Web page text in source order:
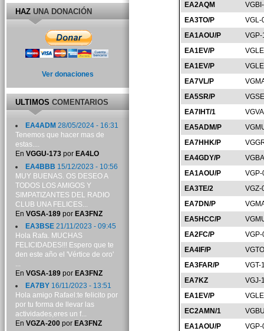
EA2AQM
EA3TO/P
VGL-
EA1AOU/P
EA1EV/P
EA1EV/P
EA7VL/P
EA5SR/P
EA7IHT/1
EA5ADM/P
EA7HHK/P
EA4GDY/P
EA1AOU/P
EA3TE/2
VGZ-
EA7DN/P
EA5HCC/P
EA2FC/P
EA4IF/P
EA3FAR/P
VGT-
EA7KZ
VGJ-
EA1EV/P
EC2AMN/1
EA1AOU/P
VGP-
HAZUNA DONACIÓN
Ver donaciones
ULTIMOSCOMENTARIOS
EA4ADM 28/05/2024 - 16:31
Tenemos que hacer mas de
estas....
En VGGU-173por EA4LO
EA4BBB 15/12/2023 - 10:56
MUY BUENAS. OS DESEO A
TODOS LOS AMIGOS Y
SIMPATIZANTES DEL RADIO
CLUB UNA FELICES...
En VGSA-189por EA3FNZ
EA3BSE21/11/2023 - 09:45
Hola Rafa. MUCHAS
FELICIDADES!!! Espero que te
den este año el 'Vértice de oro'
...
En VGSA-189por EA3FNZ
EA7BY16/11/2023 - 13:51
Hola amigo Rafael:te felicito por
por tu forma de llevar las
actividades,eres un f...
En VGZA-200por EA3FNZ